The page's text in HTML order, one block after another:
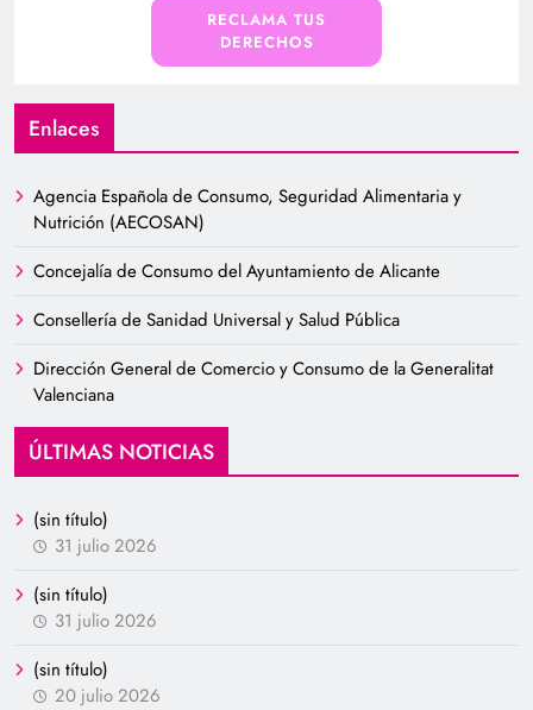
RECLAMA TUS
DERECHOS
Enlaces
Agencia Española de Consumo, Seguridad Alimentaria y
Nutrición (AECOSAN)
Concejalía de Consumo del Ayuntamiento de Alicante
Consellería de Sanidad Universal y Salud Pública
Dirección General de Comercio y Consumo de la Generalitat
Valenciana
ÚLTIMAS NOTICIAS
(sin título)
31 julio 2026
(sin título)
31 julio 2026
(sin título)
20 julio 2026